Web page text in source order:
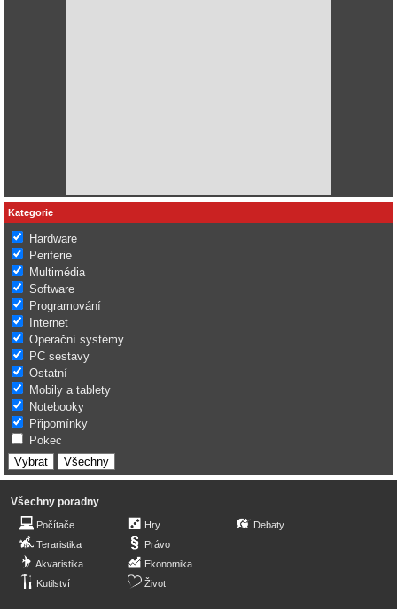
Kategorie
Hardware
Periferie
Multimédia
Software
Programování
Internet
Operační systémy
PC sestavy
Ostatní
Mobily a tablety
Notebooky
Připomínky
Pokec
Všechny poradny
Počítače
Teraristika
Akvaristika
Kutilství
Hry
Právo
Ekonomika
Život
Debaty